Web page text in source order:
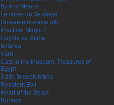
By Any Means
Le crime du 3e étage
Dosarele orașului alb
Practical Magic 2
Coyote vs. Acme
Iertarea
Värn
Cats in the Museum: Treasures of
Egypt
3 zile în septembrie
Resident Evil
Heart of the Beast
Runner